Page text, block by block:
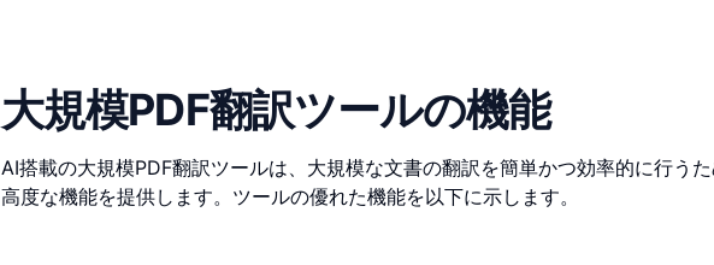
大規模PDF翻訳ツールの機能
AI搭載の大規模PDF翻訳ツールは、大規模な文書の翻訳を簡単かつ効率的に行う
高度な機能を提供します。ツールの優れた機能を以下に示します。